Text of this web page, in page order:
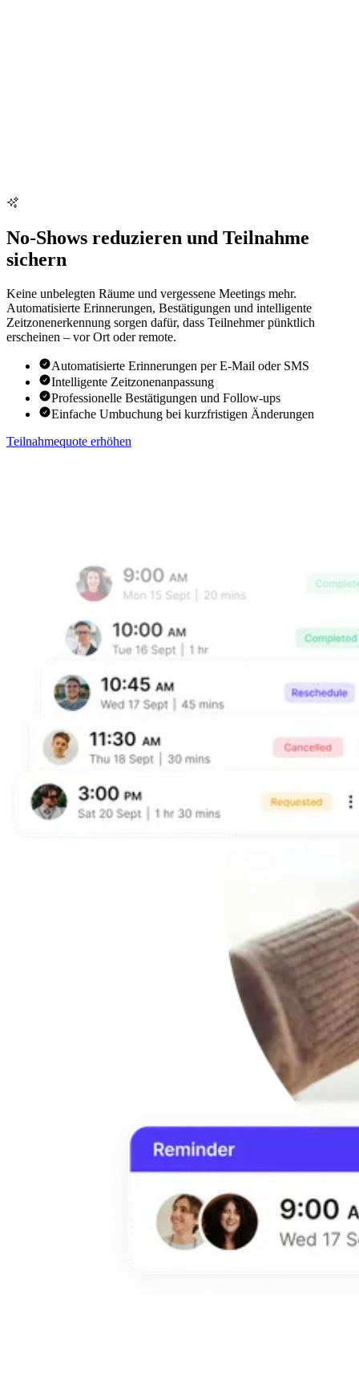
No-Shows reduzieren und Teilnahme
sichern
Keine unbelegten Räume und vergessene Meetings mehr.
Automatisierte Erinnerungen, Bestätigungen und intelligente
Zeitzonenerkennung sorgen dafür, dass Teilnehmer pünktlich
erscheinen – vor Ort oder remote.
Automatisierte Erinnerungen per E-Mail oder SMS
Intelligente Zeitzonenanpassung
Professionelle Bestätigungen und Follow-ups
Einfache Umbuchung bei kurzfristigen Änderungen
Teilnahmequote erhöhen